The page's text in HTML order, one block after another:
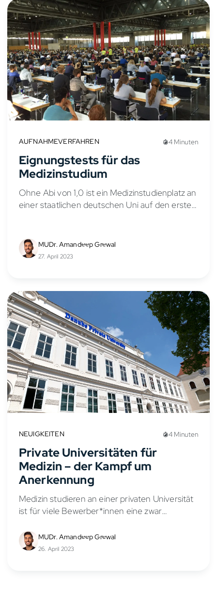
AUFNAHMEVERFAHREN 4 Minuten
Eignungstests für das
Medizinstudium
Ohne Abi von 1,0 ist ein Medizinstudienplatz an
einer staatlichen deutschen Uni auf den ersten
verbunden. Neben...
MUDr. Amandeep Grewal
27. April 2023
NEUIGKEITEN 4 Minuten
Private Universitäten für
Medizin – der Kampf um
Anerkennung
Medizin studieren an einer privaten Universität
ist für viele Bewerber*innen eine zwar
Alternative zum harten Auswahlverfahren der
staatlichen Unis im deutschsprachigen Raum.
MUDr. Amandeep Grewal
26. April 2023